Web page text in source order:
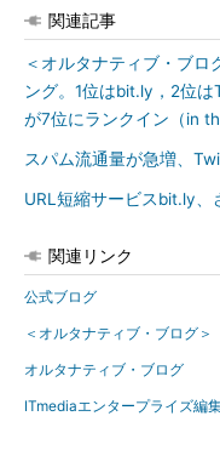
関連記事
＜オルタナティブ・ブ
ング。1位はbit.ly，2位
が7位にランクイン（in
スパム流通量が急増、
URL短縮サービスbit.ly、
関連リンク
公式ブログ
＜オルタナティブ・ブログ
オルタナティブ・ブログ
ITmediaエンタープライズ編